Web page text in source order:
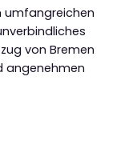
umfangreichen
von Bremen
angenehmen